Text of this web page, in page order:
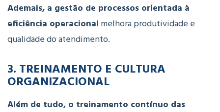
Ademais, a gestão de processos orientada à
eficiência operacional melhoraprodutividade e
qualidadedoatendimento.
3. TREINAMENTO E CULTURA
ORGANIZACIONAL
Além de tudo, o treinamento contínuo das